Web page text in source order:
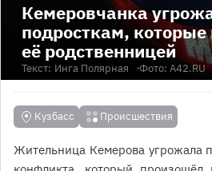
Кемеровчанка
подросткам, которые
её родственницей
Текст: Инга Полярная Фото: А42.RU
Кузбасс Происшествия
Жительница Кемерова угрожала